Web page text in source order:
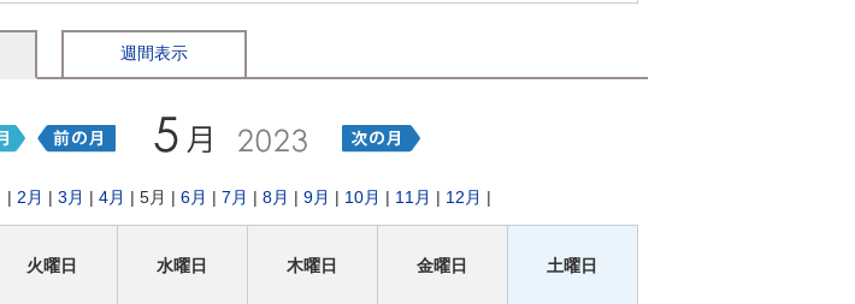
週間表示
| 2月 | 3月 | 4月 | 5月 | 6月 | 7月 | 8月 | 9月 | 10月 | 11月 | 12月 |
火曜日 水曜日 木曜日 金曜日 土曜日